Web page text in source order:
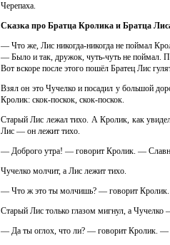
Черепаха.
Сказка про Братца Кролика и Братца
— Что же, Лис никогда-никогда не поймал
— Было и так, дружок, чуть-чуть не поймал.
Вот вскоре после этого пошёл Братец Лис
Взял он это Чучелко и посадил у большой
Кролик: скок-поскок, скок-поскок.
Старый Лис лежал тихо. А Кролик, как
Лис — он лежит тихо.
— Доброго утра! — говорит Кролик. —
Чучелко молчит, а Лис лежит тихо.
— Что ж это ты молчишь? — говорит Кролик.
Старый Лис только глазом мигнул, а Чучелко
— Да ты оглох, что ли? — говорит Кролик. —